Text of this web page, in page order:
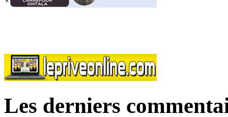
Les derniers